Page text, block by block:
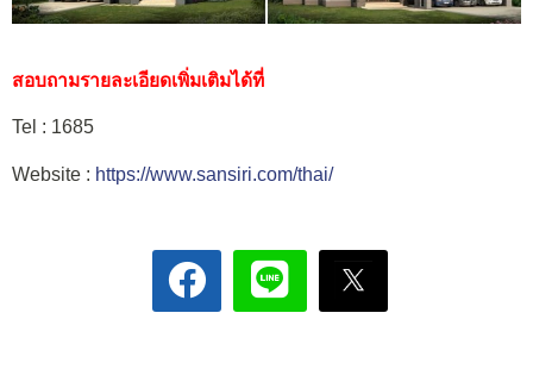
สอบถามรายละเอียดเพิ่มเติมได้ที่
Tel : 1685
Website : https://www.sansiri.com/thai/